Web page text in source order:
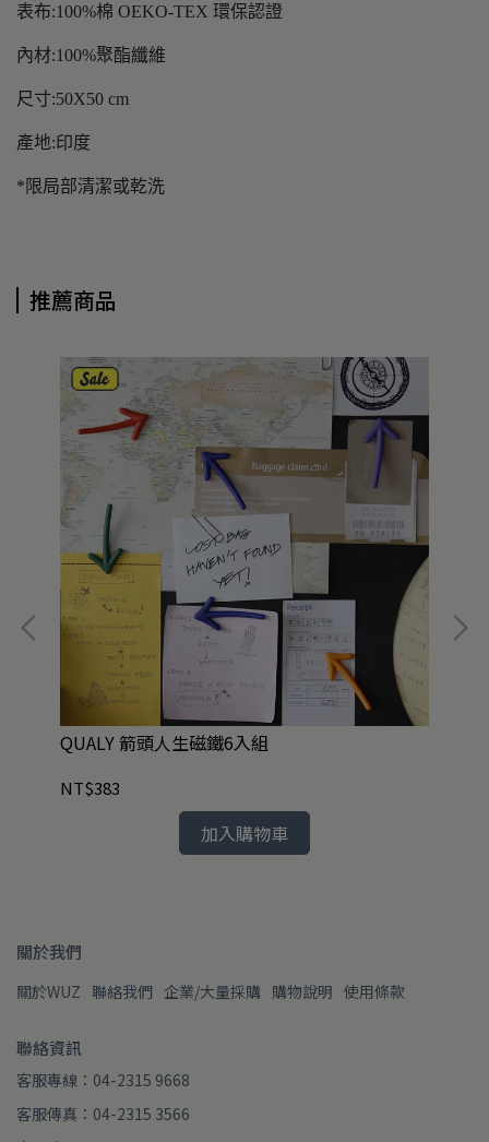
表布:100%棉 OEKO-TEX 環保認證
內材:100%聚酯纖維
尺寸:50X50 cm
產地:印度
*限局部清潔或乾洗
推薦商品
QUALY 箭頭人生磁鐵6入組
NT$383
加入購物車
關於我們
關於WUZ 聯絡我們 企業/大量採購 購物說明 使用條款
聯絡資訊
客服專線：04-2315 9668
客服傳真：04-2315 3566